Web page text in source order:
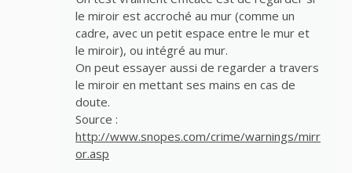
le miroir est accroché au mur (comme un
cadre, avec un petit espace entre le mur et
le miroir), ou intégré au mur.
On peut essayer aussi de regarder a travers
le miroir en mettant ses mains en cas de
doute.
Source :
http://www.snopes.com/crime/warnings/mirr
or.asp